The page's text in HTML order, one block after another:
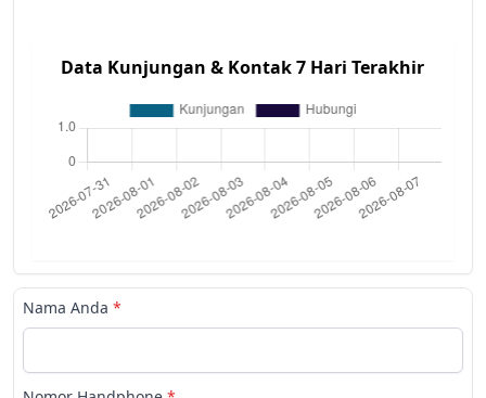
Data Kunjungan & Kontak 7 Hari Terakhir
Nama Anda *